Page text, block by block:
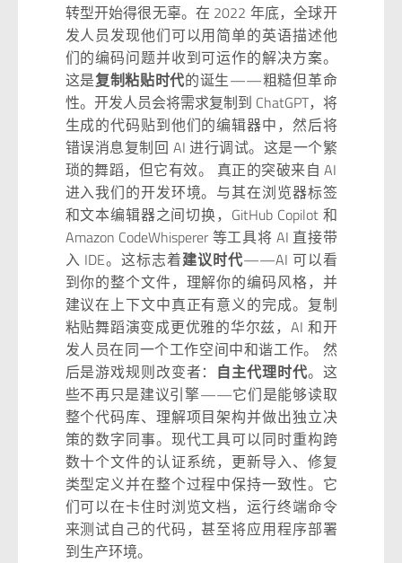
转型开始得很无辜。在 2022 年底，全球开
发人员发现他们可以用简单的英语描述他
们的编码问题并收到可运作的解决方案。
这是复制粘贴时代的诞生——粗糙但革命
性。开发人员会将需求复制到 ChatGPT，将
生成的代码贴到他们的编辑器中，然后将
错误消息复制回 AI 进行调试。这是一个繁
琐的舞蹈，但它有效。 真正的突破来自 AI
进入我们的开发环境。与其在浏览器标签
和文本编辑器之间切换，GitHub Copilot 和
Amazon CodeWhisperer 等工具将 AI 直接带
入 IDE。这标志着建议时代——AI 可以看
到你的整个文件，理解你的编码风格，并
建议在上下文中真正有意义的完成。复制
粘贴舞蹈演变成更优雅的华尔兹，AI 和开
发人员在同一个工作空间中和谐工作。 然
后是游戏规则改变者： 自主代理时代。这
些不再只是建议引擎——它们是能够读取
整个代码库、理解项目架构并做出独立决
策的数字同事。现代工具可以同时重构跨
数十个文件的认证系统，更新导入、修复
类型定义并在整个过程中保持一致性。它
们可以在卡住时浏览文档，运行终端命令
来测试自己的代码，甚至将应用程序部署
到生产环境。